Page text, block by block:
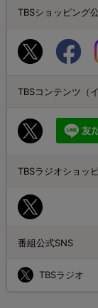
TBSショッピング
TBSコンテンツ（
TBSラジオショッ
番組公式SNS
TBSラジオ